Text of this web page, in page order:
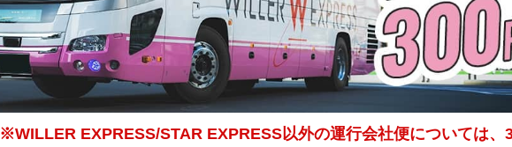
※WILLER EXPRESS/STAR EXPRESS以外の運行会社便については、